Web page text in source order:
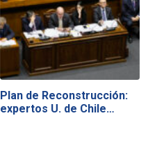
Plan de Reconstrucción:
expertos U. de Chile…